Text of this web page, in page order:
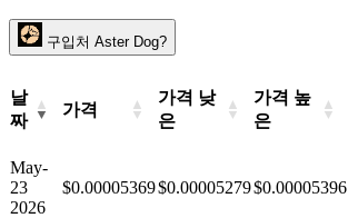
구입처 Aster Dog?
날
짜
가격
가격 낮
은
가격 높
은
May-
23
2026
$0.00005369$0.00005279$0.00005396